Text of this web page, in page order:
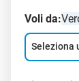
Voli da:
Seleziona